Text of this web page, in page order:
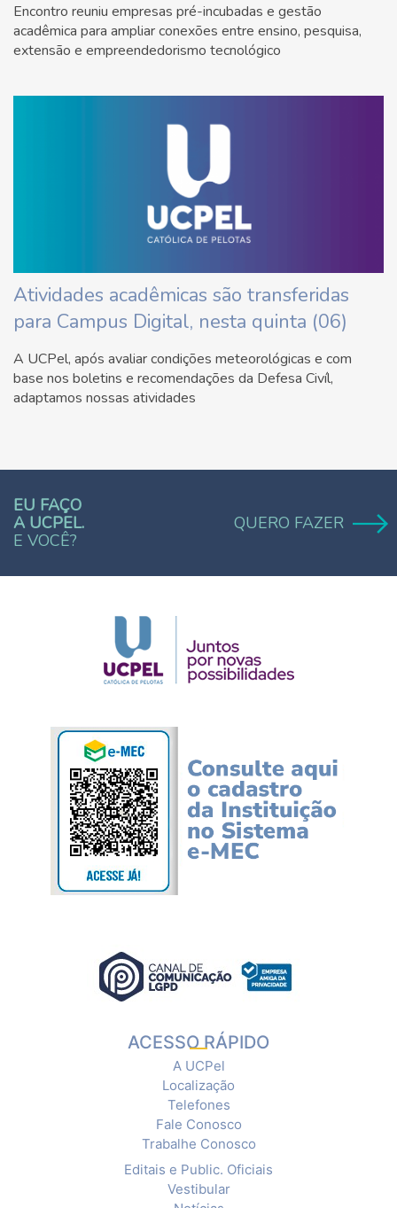
Encontro reuniu empresas pré-incubadas e gestão
acadêmica para ampliar conexões entre ensino, pesquisa,
extensão e empreendedorismo tecnológico
Atividades acadêmicas são transferidas
para Campus Digital, nesta quinta (06)
A UCPel, após avaliar condições meteorológicas e com
base nos boletins e recomendações da Defesa Civíl,
adaptamos nossas atividades
EU FAÇO
A UCPEL.
E VOCÊ?
QUERO FAZER
ACESSO RÁPIDO
A UCPel
Localização
Telefones
Fale Conosco
Trabalhe Conosco
Editais e Public. Oficiais
Vestibular